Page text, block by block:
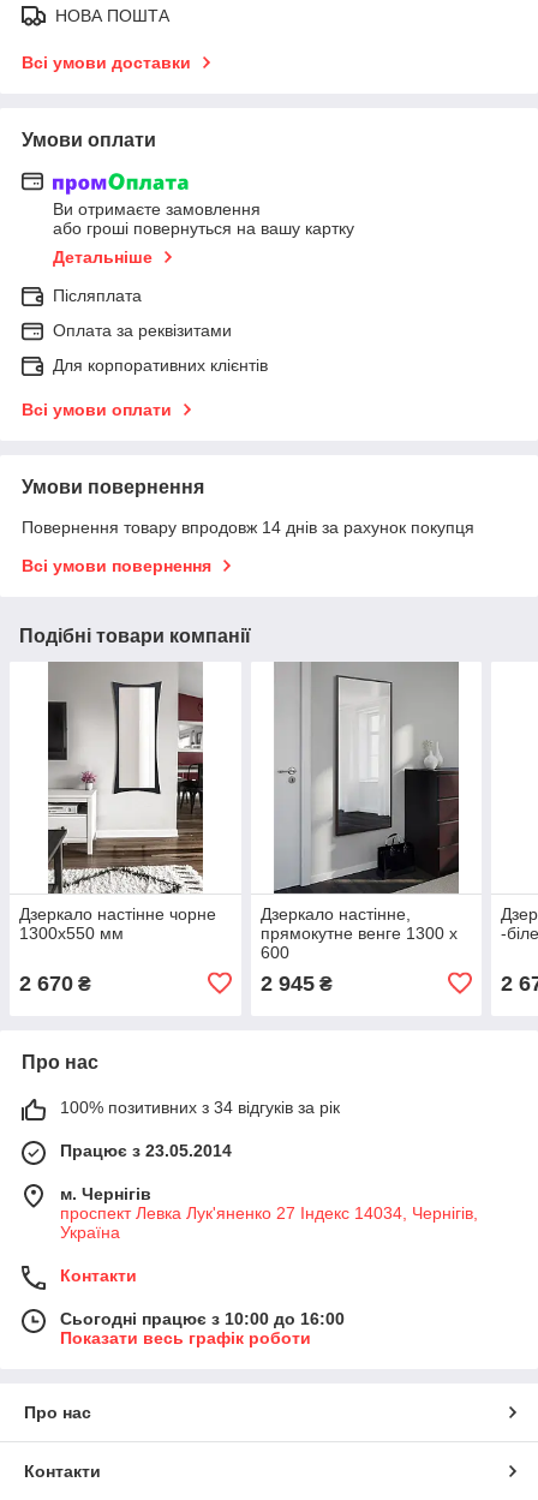
НОВА ПОШТА
Всі умови доставки
Умови оплати
Ви отримаєте замовлення
або гроші повернуться на вашу картку
Детальніше
Післяплата
Оплата за реквізитами
Для корпоративних клієнтів
Всі умови оплати
Умови повернення
Повернення товару впродовж 14 днів за рахунок покупця
Всі умови повернення
Подібні товари компанії
Дзеркало настінне чорне
1300х550 мм
2 670 ₴
Дзеркало настінне,
прямокутне венге 1300 х
600
2 945₴
-
2
Про нас
100% позитивних з 34 відгуків за рік
Працює з 23.05.2014
м. Чернігів
проспект Левка Лук'яненко 27 Індекс 14034, Чернігів,
Україна
Контакти
Сьогодні працює з 10:00 до 16:00
Показати весь графік роботи
Про нас
Контакти